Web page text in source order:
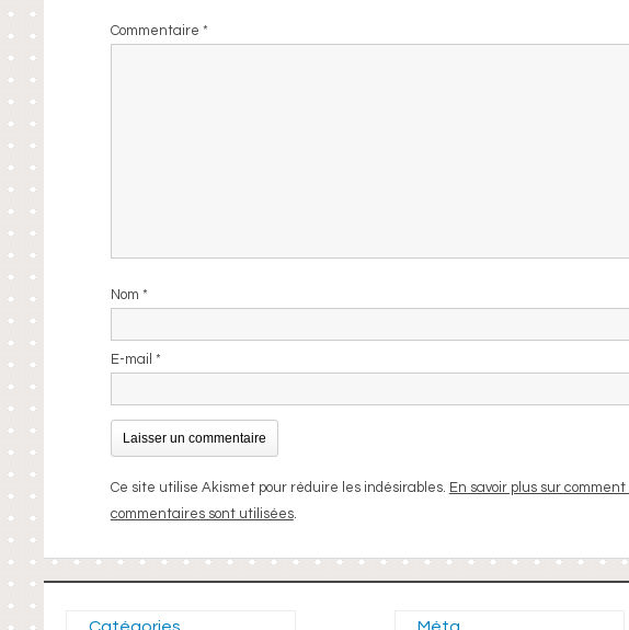
Commentaire *
Nom *
E-mail *
Ce site utilise Akismet pour réduire les indésirables. En savoir plus sur
commentaires sont utilisées.